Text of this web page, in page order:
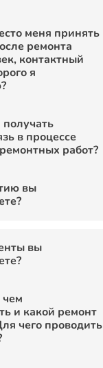
меня принять
ремонта
контактный
я
в процессе
работ?
вы
вы
и какой ремонт
чего проводить